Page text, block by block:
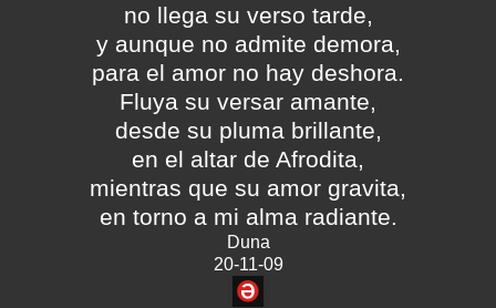
no llega su verso tarde,
y aunque no admite demora,
para el amor no hay deshora.
Fluya su versar amante,
desde su pluma brillante,
en el altar de Afrodita,
mientras que su amor gravita,
en torno a mi alma radiante.
Duna
20-11-09